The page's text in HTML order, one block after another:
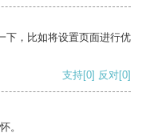
下，比如将设置页面进行优
支持[0] 反对[0]
。